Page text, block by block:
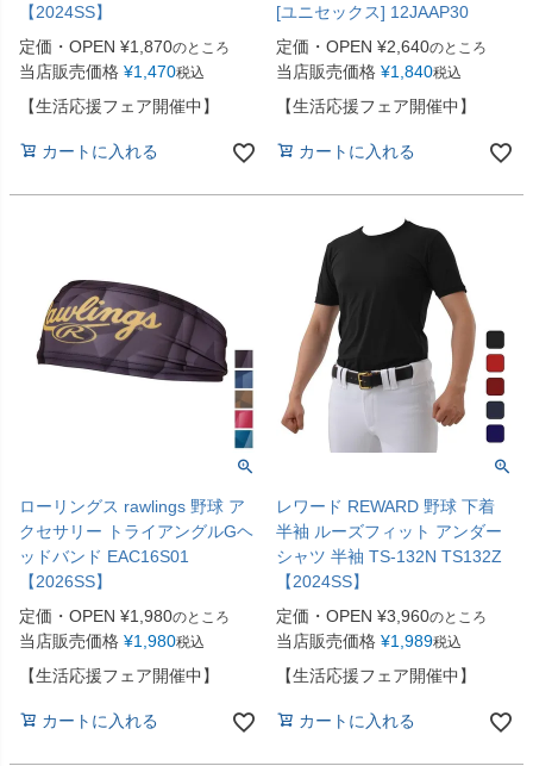
【2024SS】
定価・OPEN ¥1,870のところ
当店販売価格 ¥1,470税込
【生活応援フェア開催中】
カートに入れる
[ユニセックス] 12JAAP30
定価・OPEN ¥2,640のところ
当店販売価格 ¥1,840税込
【生活応援フェア開催中】
カートに入れる
ローリングス rawlings 野球 ア
クセサリー トライアングルGヘ
ッドバンド EAC16S01
【2026SS】
定価・OPEN ¥1,980のところ
当店販売価格 ¥1,980税込
【生活応援フェア開催中】
カートに入れる
レワード REWARD 野球 下着
半袖 ルーズフィット アンダー
シャツ 半袖 TS-132N TS132Z
【2024SS】
定価・OPEN ¥3,960のところ
当店販売価格 ¥1,989税込
【生活応援フェア開催中】
カートに入れる